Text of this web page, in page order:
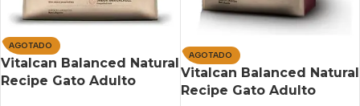
AGOTADO
Vitalcan Balanced Natural
Recipe Gato Adulto
AGOTADO
Vitalcan Balanced Natural
Recipe Gato Adulto